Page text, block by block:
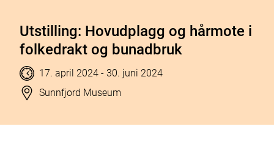
Utstilling: Hovudplagg og hårmote i
folkedrakt og bunadbruk
Tidspunkt
17. april 2024 til
- 30. juni 2024
Stad
Sunnfjord Museum